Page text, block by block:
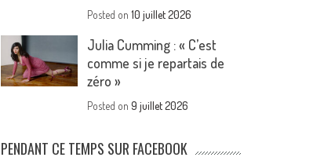
Posted on10 juillet 2026
Julia Cumming : « C’est
comme si je repartais de
zéro »
Posted on9 juillet 2026
PENDANT CE TEMPS SUR FACEBOOK